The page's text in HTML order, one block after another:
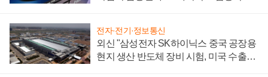
전자·전기·정보통신
외신 "삼성전자 SK하이닉스 중국 공장용
현지 생산 반도체 장비 시험, 미국 수출통